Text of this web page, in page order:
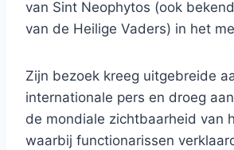
van Sint Neophytos (ook
van de Heilige Vaders) in het
Zijn bezoek kreeg uitgebreide
internationale pers en droeg
de mondiale zichtbaarheid van
waarbij functionarissen